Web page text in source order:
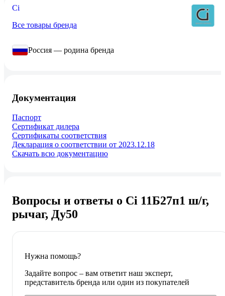
Ci
Все товары бренда
Россия — родина бренда
Документация
Паспорт
Сертификат дилера
Сертификаты соответствия
Декларация о соответствии от 2023.12.18
Скачать всю документацию
Вопросы и ответы о Ci 11Б27п1 ш/г,
рычаг, Ду50
Нужна помощь?
Задайте вопрос – вам ответит наш эксперт,
представитель бренда или один из покупателей